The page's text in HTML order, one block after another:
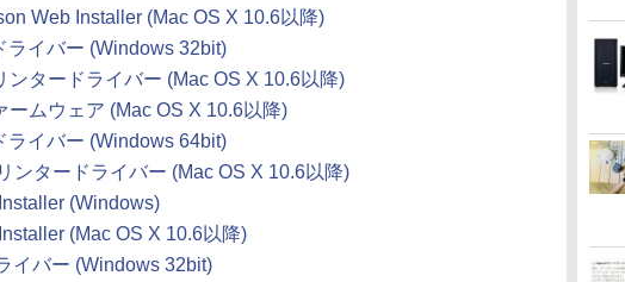
Web Installer (Mac OS X 10.6以降)
ライバー (Windows 32bit)
ンタードライバー (Mac OS X 10.6以降)
ームウェア (Mac OS X 10.6以降)
ライバー (Windows 64bit)
ンタードライバー (Mac OS X 10.6以降)
(Windows)
(Mac OS X 10.6以降)
イバー (Windows 32bit)